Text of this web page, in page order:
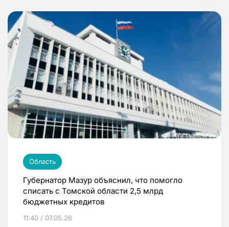
Область
Губернатор Мазур объяснил, что помогло
списать с Томской области 2,5 млрд
бюджетных кредитов
11:40 / 07.05.26